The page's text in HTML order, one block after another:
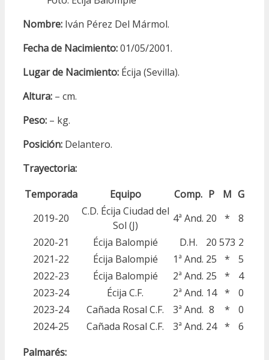
Nombre: Iván Pérez Del Mármol.
Fecha de Nacimiento:01/05/2001.
Lugar de Nacimiento: Écija (Sevilla).
Altura: – cm.
Peso: – kg.
Posición: Delantero.
Trayectoria:
Temporada
Equipo Comp. P M G
2019-20
C.D. Écija Ciudad del
Sol (J)
4ª And. 20 *
8
2020-21
Écija Balompié D.H. 20 573 2
2021-22
Écija Balompié 1ª And. 25 *
5
2022-23
Écija Balompié 2ª And. 25 *
4
2023-24
Écija C.F. 2ª And. 14 *
0
2023-24
Cañada Rosal C.F. 3ª And. 8 *
0
2024-25
Cañada Rosal C.F. 3ª And. 24 *
6
Palmarés: